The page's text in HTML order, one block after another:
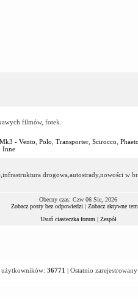
filmów, fotek.
Mk3 - Vento Polo Transporter, Scirocco
Inne
drogowa,autostrady,nowości w
Obecny czas: Czw 06 Sie, 2026
Zobacz posty bez odpowiedzi | Zobacz aktywne
Usuń ciasteczka forum | Zespół
użytkowników: 36771 | Ostatnio zarejestrowany: